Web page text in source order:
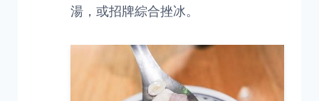
湯，或招牌綜合挫冰。